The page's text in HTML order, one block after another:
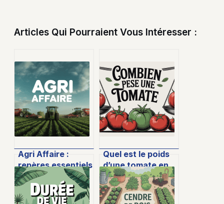
Articles Qui Pourraient Vous Intéresser :
Agri Affaire :
repères essentiels
pour bien acheter
et vendre dans
l’agriculture
Quel est le poids
d’une tomate en
fonction des
variétés et des
usages